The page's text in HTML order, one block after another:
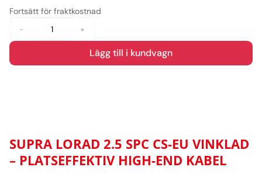
Fortsätt för fraktkostnad
-
+
Lägg till i kundvagn
SUPRA LORAD 2.5 SPC CS-EU VINKLAD
– PLATSEFFEKTIV HIGH-END KABEL